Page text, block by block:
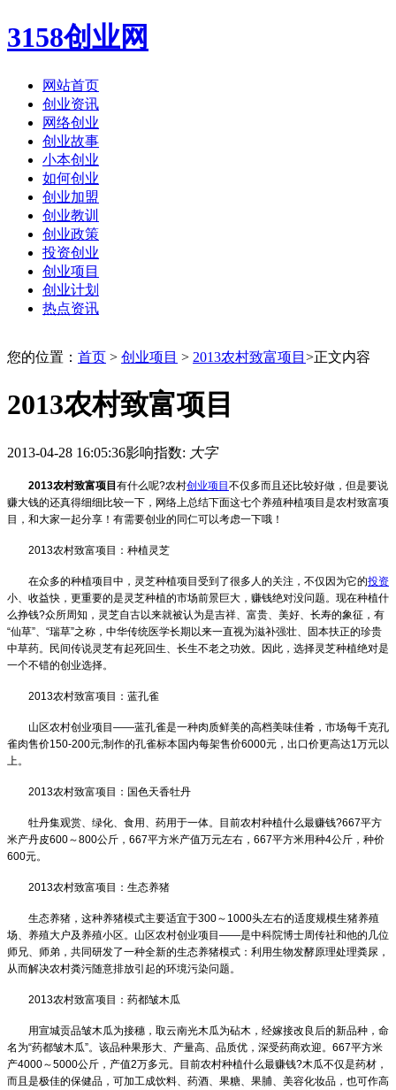
3158创业网
网站首页
创业资讯
网络创业
创业故事
小本创业
如何创业
创业加盟
创业教训
创业政策
投资创业
创业项目
创业计划
热点资讯
您的位置： 首页 > 创业项目 > 2013农村致富项目 >正文内容
2013农村致富项目
2013-04-28 16:05:36影响指数: 大字
2013农村致富项目有什么呢?农村创业项目不仅多而且还比较好做，但是要说
赚大钱的还真得细细比较一下，网络上总结下面这七个养殖种植项目是农村致富项
目，和大家一起分享！有需要创业的同仁可以考虑一下哦！
2013农村致富项目：种植灵芝
在众多的种植项目中，灵芝种植项目受到了很多人的关注，不仅因为它的投资
小、收益快，更重要的是灵芝种植的市场前景巨大，赚钱绝对没问题。现在种植什
么挣钱?众所周知，灵芝自古以来就被认为是吉祥、富贵、美好、长寿的象征，有
“仙草” “瑞草”之称，中华传统医学长期以来一直视为滋补强壮、固本扶正的珍贵
中草药。民间传说灵芝有起死回生、长生不老之功效。因此，选择灵芝种植绝对是
一个不错的创业选择。
2013农村致富项目：蓝孔雀
山区农村创业项目——蓝孔雀是一种肉质鲜美的高档美味佳肴，市场每千克孔
雀肉售价150-200元;制作的孔雀标本国内每架售价6000元，出口价更高达1 万元以
上。
2013农村致富项目：国色天香牡丹
牡丹集观赏、绿化、食用、药用于一体。目前农村种植什么最赚钱?667平方
米产丹皮600～800公斤， 667平方米产值万元左右， 667平方米用种4公斤，种价
600元。
2013农村致富项目：生态养猪
生态养猪，这种养猪模式主要适宜于300～ 1000头左右的适度规模生猪养殖
场、养殖大户及养殖小区。山区农村创业项目——是中科院博士周传社和他的几位
师兄、师弟，共同研发了一种全新的生态养猪模式：利用生物发酵原理处理粪尿，
从而解决农村粪污随意排放引起的环境污染问题。
2013农村致富项目：药都皱木瓜
用宣城贡品皱木瓜为接穗，取云南光木瓜为砧木，经嫁接改良后的新品种，命
名为“药都皱木瓜”。该品种果形大、产量高、品质优，深受药商欢迎。 667平方米
产4000～5000公斤，产值2万多元。目前农村种植什么最赚钱?木瓜不仅是药材，
而且是极佳的保健品，可加工成饮料、药酒、果糖、果脯、美容化妆品，也可作高